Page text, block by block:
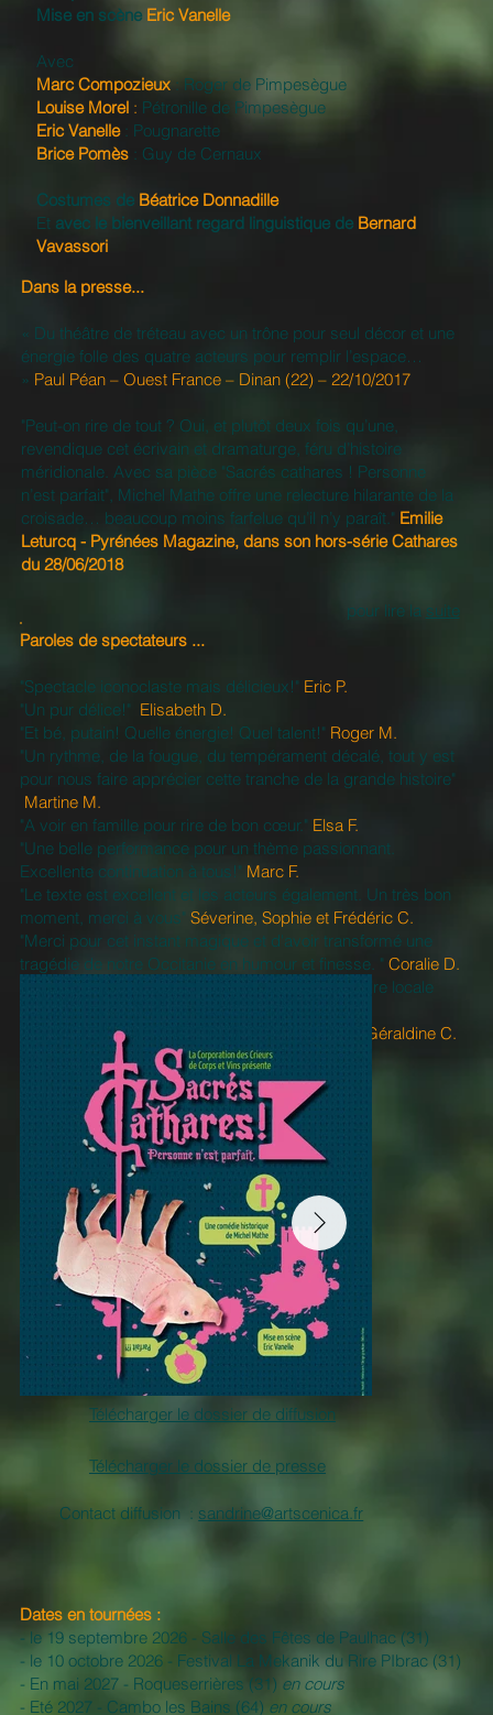
Mise en scène Eric Vanelle
Avec
Marc Compozieux : Roger de Pimpesègue
Louise Morel: Pétronille de Pimpesègue
Eric Vanelle: Pougnarette
Brice Pomès: Guy de Cernaux
Costumes de Béatrice Donnadille
Et avec le bienveillant regard linguistique de Bernard
Vavassori
Dans la presse...
« Du théâtre de tréteau avec un trône pour seul décor et une
énergie folle des quatre acteurs pour remplir l’espace…
» Paul Péan – Ouest France – Dinan (22) – 22/10/2017
"Peut-on rire de tout ? Oui, et plutôt deux fois qu’une,
revendique cet écrivain et dramaturge, féru d’histoire
méridionale. Avec sa pièce "Sacrés cathares ! Personne
n’est parfait", Michel Mathe offre une relecture hilarante de la
croisade… beaucoup moins farfelue qu’il n’y paraît." Emilie
Leturcq - Pyrénées Magazine, dans son hors-série Cathares
du 28/06/2018
pour lire la suite
Paroles de spectateurs ...
"Spectacle iconoclaste mais délicieux!" Eric P.
"Un pur délice!" Elisabeth D.
"Et bé, putain! Quelle énergie! Quel talent!" Roger M.
"Un rythme, de la fougue, du tempérament décalé, tout y est
pour nous faire apprécier cette tranche de la grande histoire"
Martine M.
"A voir en famille pour rire de bon cœur." Elsa F.
"Une belle performance pour un thème passionnant.
Excellente continuation à tous!" Marc F.
"Le texte est excellent et les acteurs également. Un très bon
moment, merci à vous"Séverine, Sophie et Frédéric C.
"Merci pour cet instant magique et d'avoir transformé une
tragédie de notre Occitanie en humour et finesse. "Coralie D.
"Une bonne occasion pour apprendre notre histoire locale
dans la bonne humeur "
"Une très belle leçon d'histoire pleine d'humour"
Géraldine C.
Contact diffusion : sandrine@artscenica.fr
Télécharger le dossier de presse
Télécharger le dossier de diffusion
Dates en tournées :
- le 19 septembre 2026 - Salle des Fêtes de Paulhac (31)
- le 10 octobre 2026 - Festival La Mekanik du Rire PIbrac (31)
- En mai 2027 - Roqueserrières (31) en cours
- Eté 2027 - Cambo les Bains (64) en cours